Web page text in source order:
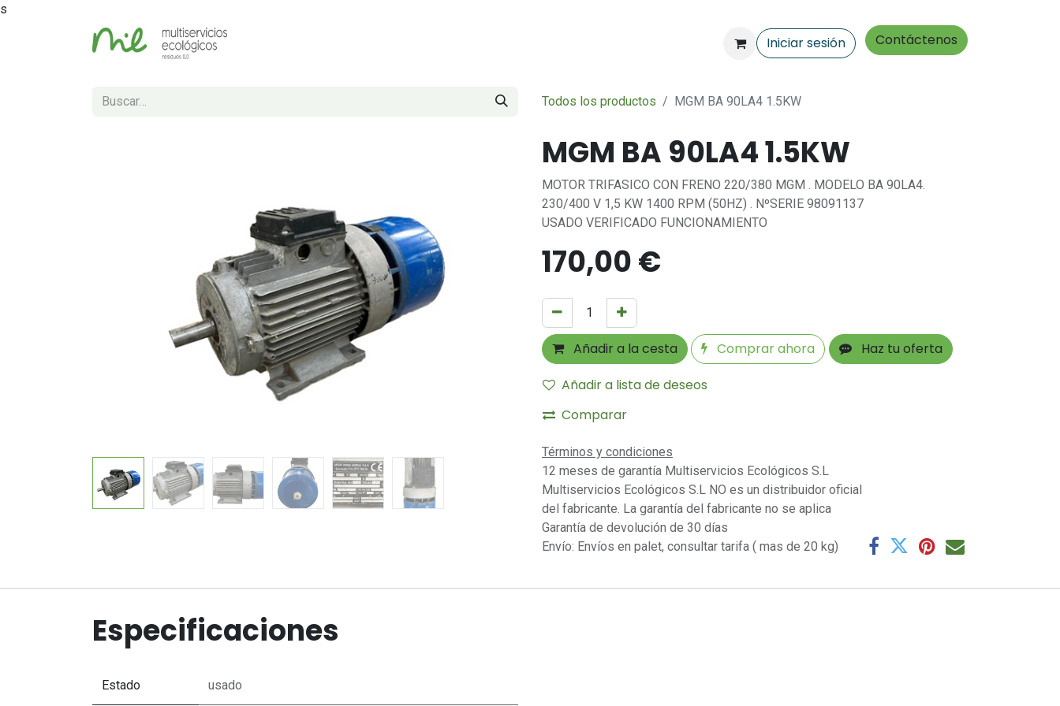
s
Iniciar sesión Contáctenos
Todos los productos MGM BA 90LA4 1.5KW
MGM BA 90LA4 1.5KW
MOTOR TRIFASICO CON FRENO 220/380 MGM . MODELO BA 90LA4.
230/400 V 1,5 KW 1400 RPM (50HZ) . NºSERIE 98091137
USADO VERIFICADO FUNCIONAMIENTO
170,00€
Añadir a la cesta Comprar ahora
Haz tu oferta
Añadir a lista de deseos
Comparar
Términos y condiciones
12 meses de garantía Multiservicios Ecológicos S.L
Multiservicios Ecológicos S.L NO es un distribuidor oficial
del fabricante. La garantía del fabricante no se aplica
Garantía de devolución de 30 días
Envío: Envíos en palet, consultar tarifa ( mas de 20 kg)
Especificaciones
Estado usado